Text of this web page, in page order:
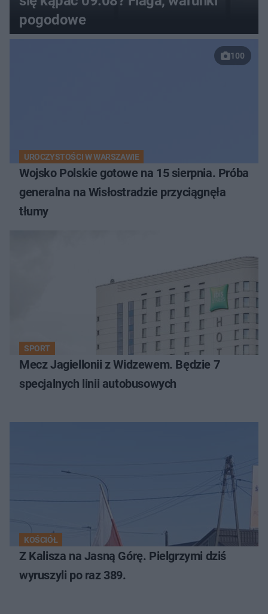
pogodowe
100
UROCZYSTOŚCI W WARSZAWIE
Wojsko Polskie gotowe na 15 sierpnia. Próba
generalna na Wisłostradzie przyciągnęła
tłumy
SPORT
Mecz Jagiellonii z Widzewem. Będzie 7
specjalnych linii autobusowych
KOŚCIÓŁ
Z Kalisza na Jasną Górę. Pielgrzymi dziś
wyruszyli po raz 389.